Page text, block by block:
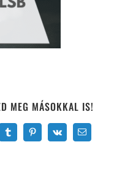
MEG MÁSOKKAL IS!
TumblrPinterest
Vk Email: